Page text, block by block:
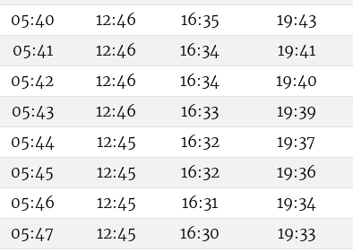
05:40 12:46 16:35 19:43
05:41 12:46 16:34 19:41
05:42 12:46 16:34 19:40
05:43 12:46 16:33 19:39
05:44 12:45 16:32 19:37
05:45 12:45 16:32 19:36
05:46 12:45 16:31 19:34
05:47 12:45 16:30 19:33